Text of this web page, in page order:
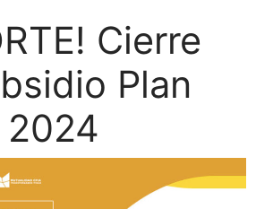
Cierre
Plan
2024